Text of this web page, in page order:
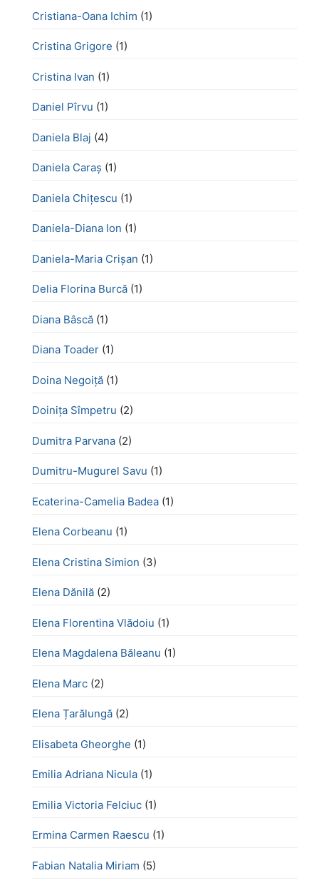
Cristiana-Oana Ichim (1)
Cristina Grigore (1)
Cristina Ivan (1)
Daniel Pîrvu (1)
Daniela Blaj (4)
Daniela Caraș (1)
Daniela Chiţescu (1)
Daniela-Diana Ion (1)
Daniela-Maria Crișan (1)
Delia Florina Burcă (1)
Diana Bâscă (1)
Diana Toader (1)
Doina Negoiță (1)
Doinița Sîmpetru (2)
Dumitra Parvana (2)
Dumitru-Mugurel Savu (1)
Ecaterina-Camelia Badea (1)
Elena Corbeanu (1)
Elena Cristina Simion (3)
Elena Dănilă (2)
Elena Florentina Vlădoiu (1)
Elena Magdalena Băleanu (1)
Elena Marc (2)
Elena Țarălungă (2)
Elisabeta Gheorghe (1)
Emilia Adriana Nicula (1)
Emilia Victoria Felciuc (1)
Ermina Carmen Raescu (1)
Fabian Natalia Miriam (5)